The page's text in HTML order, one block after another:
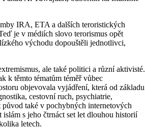
IRA, ETA a dalších teroristických
je v médiích slovo terorismus opět
východu dopouštěli jednotlivci,
ale také politici a různí aktivisté.
k těmto tématům téměř vůbec
objevovala vyjádření, která od základu
cestovní ruch, psychiatrie,
také v pochybných internetových
s jeho čtrnáct set let dlouhou historií
letech.